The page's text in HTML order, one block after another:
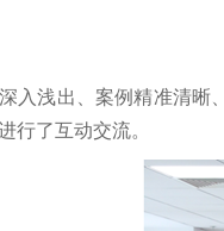
入浅出、案例精准清晰
行了互动交流。